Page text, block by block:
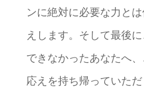
ンに絶対に必要な力と
えします。そして最後
できなかったあなたへ
応えを持ち帰っていた